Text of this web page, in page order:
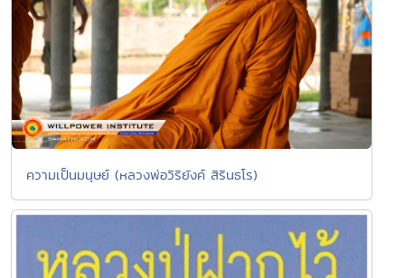
ความเป็นมนุษย์ (หลวงพ่อวิริยังค์ สิรินธโร)